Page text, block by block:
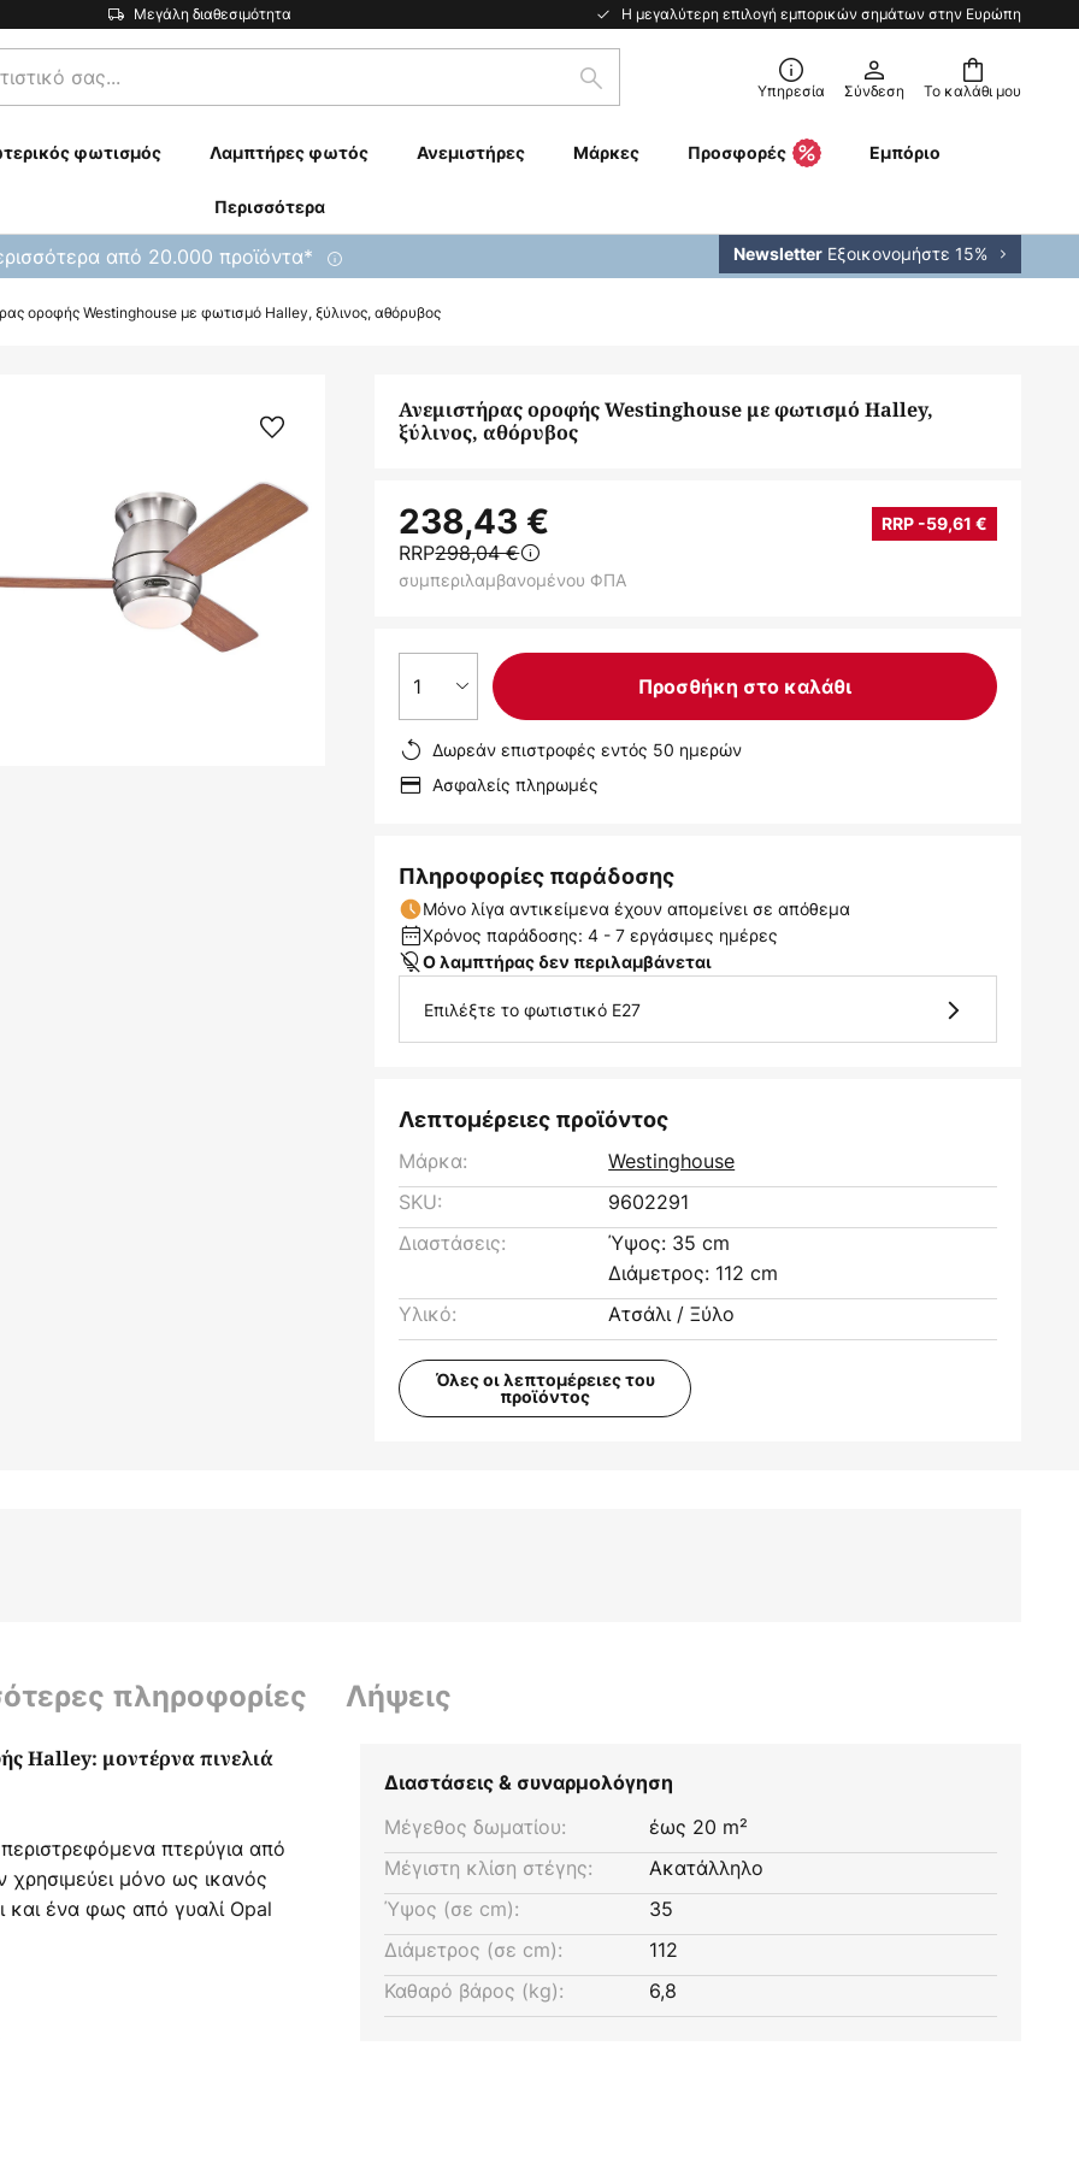
Μεγάλη διαθεσιμότητα Η μεγαλύτερη επιλογή εμπορικών σημάτων στην Ευρώπη
Το καλάθι μου
Αναζήτηση Υπηρεσία Σύνδεση
φωτισμός Λαμπτήρες φωτός Ανεμιστήρες Μάρκες Προσφορές Εμπόριο
Περισσότερα
από 20.000 προϊόντα* Newsletter Εξοικονομήστε 15%
οροφής Westinghouse με φωτισμό Halley, ξύλινος, αθόρυβος
Ανεμιστήρας οροφής Westinghouse με φωτισμό Halley,
ξύλινος, αθόρυβος
238,43 € RRP -59,61 €
RRP298,04 €
συμπεριλαμβανομένου ΦΠΑ
1 Προσθήκη στο καλάθι
Δωρεάν επιστροφές εντός 50 ημερών
Ασφαλείς πληρωμές
Πληροφορίες παράδοσης
Μόνο λίγα αντικείμενα έχουν απομείνει σε απόθεμα
Χρόνος παράδοσης: 4 - 7 εργάσιμες ημέρες
Ο λαμπτήρας δεν περιλαμβάνεται
Επιλέξτε το φωτιστικό E27
Λεπτομέρειες προϊόντος
Μάρκα:
Westinghouse
SKU:
9602291
Διαστάσεις:
Ύψος: 35 cm
Διάμετρος: 112 cm
Υλικό:
Ατσάλι / Ξύλο
Όλες οι λεπτομέρειες του
προϊόντος
πληροφορίες Λήψεις
Halley: μοντέρνα πινελιά
πτερύγια από
χρησιμεύει μόνο ως ικανός
και ένα φως από γυαλί Opal
ή τοπικό φωτισμό.
πρέπει να τοποθετείται
μπορεί να χρησιμοποιηθεί
Διαστάσεις & συναρμολόγηση
Μέγεθος δωματίου:
έως 20 m²
Μέγιστη κλίση στέγης:
Ακατάλληλο
Ύψος (σε cm):
35
Διάμετρος (σε cm):
112
Καθαρό βάρος (kg):
6,8